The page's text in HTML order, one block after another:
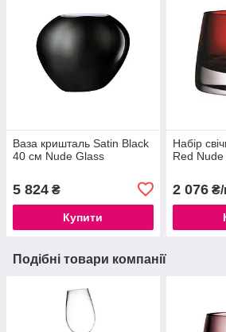
Ваза кришталь Satin Black
40 см Nude Glass
5 824 ₴
Купити
Набір
Red
2 076₴/
Подібні товари компанії